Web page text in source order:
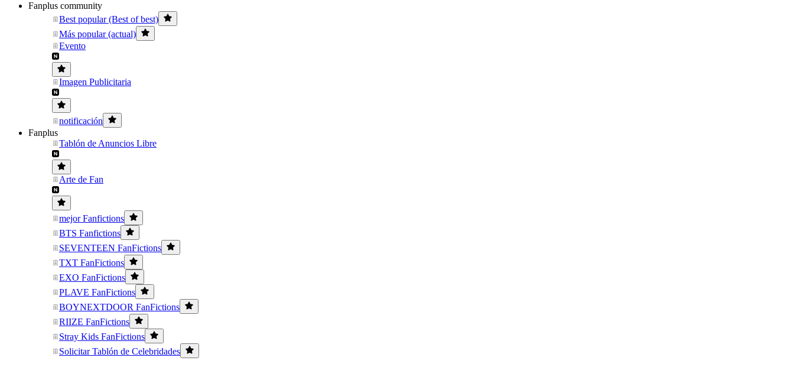
Fanplus community
Best popular (Best of best)
Más popular (actual)
Evento
Imagen Publicitaria
notificación
Fanplus
Tablón de Anuncios Libre
Arte de Fan
mejor Fanfictions
BTS Fanfictions
SEVENTEEN FanFictions
TXT FanFictions
EXO FanFictions
PLAVE FanFictions
BOYNEXTDOOR FanFictions
RIIZE FanFictions
Stray Kids FanFictions
Solicitar Tablón de Celebridades